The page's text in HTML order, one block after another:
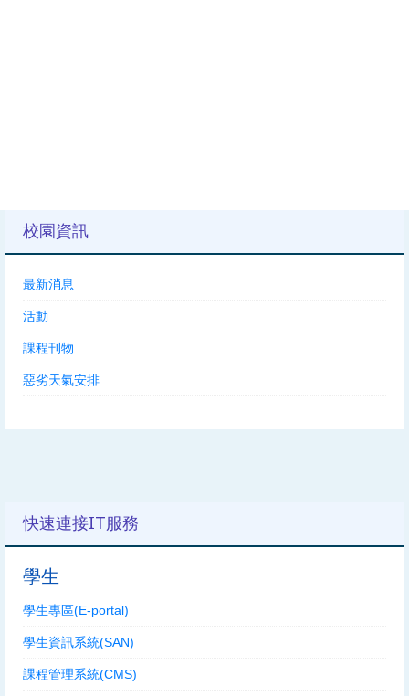
校園資訊
最新消息
活動
課程刊物
惡劣天氣安排
快速連接IT服務
學生
學生專區(E-portal)
學生資訊系統(SAN)
課程管理系統(CMS)